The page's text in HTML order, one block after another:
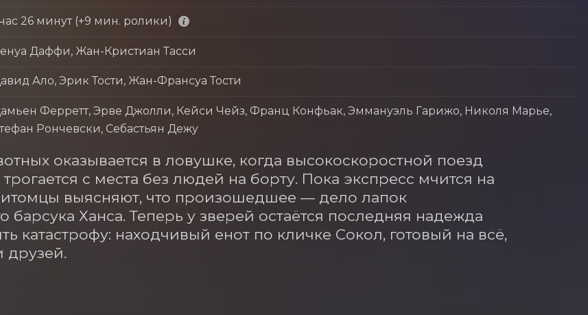
26 минут (+9 мин. ролики)
Даффи, Жан-Кристиан Тасси
Ало, Эрик Тости, Жан-Франсуа Тости
Ферретт, Эрве Джолли, Кейси Чейз, Франц Конфьак, Эммануэль Гарижо, Николя Марье,
Рончевски, Себастьян Дежу
оказывается в ловушке, когда высокоскоростной поезд
с места без людей на борту. Пока экспресс мчится на
выясняют, что произошедшее — дело лапок
барсука Ханса. Теперь у зверей остаётся последняя надежда
катастрофу: находчивый енот по кличке Сокол, готовый на всё,
друзей.